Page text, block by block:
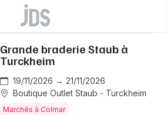
Grande braderie Staub à
Turckheim
19/11/2026 → 21/11/2026
Boutique Outlet Staub - Turckheim
Marchés à Colmar